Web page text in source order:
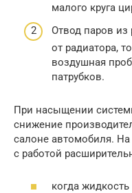
малого круга
Отвод паров из
от радиатора,
воздушная
патрубков.
При насыщении
снижение
салоне автомобиля.
с работой
когда